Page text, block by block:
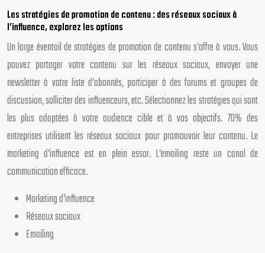
Les stratégies de promotion de contenu : des réseaux sociaux à
l’influence, explorez les options
Un large éventail de stratégies de promotion de contenu s’offre à vous. Vous
pouvez partager votre contenu sur les réseaux sociaux, envoyer une
newsletter à votre liste d’abonnés, participer à des forums et groupes de
discussion, solliciter des influenceurs, etc. Sélectionnez les stratégies qui sont
les plus adaptées à votre audience cible et à vos objectifs. 70% des
entreprises utilisent les réseaux sociaux pour promouvoir leur contenu. Le
marketing d’influence est en plein essor. L’emailing reste un canal de
communication efficace.
Marketing d’influence
Réseaux sociaux
Emailing